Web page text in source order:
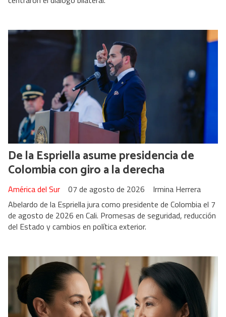
De la Espriella asume presidencia de
Colombia con giro a la derecha
Irmina Herrera
América del Sur
07 de agosto de 2026
Abelardo de la Espriella jura como presidente de Colombia el 7
de agosto de 2026 en Cali. Promesas de seguridad, reducción
del Estado y cambios en política exterior.